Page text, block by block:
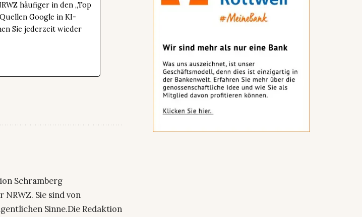
häufiger in den „Top
Google in KI-
Sie jederzeit wieder
Schramberg
Sie sind von
Sinne.Die Redaktion